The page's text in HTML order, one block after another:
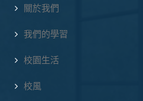
關於我們
我們的學習
校園生活
校風